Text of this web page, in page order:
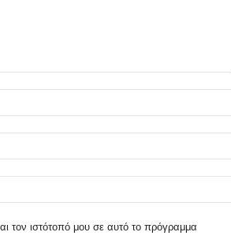
τον ιστότοπό μου σε αυτό το πρόγραμμα